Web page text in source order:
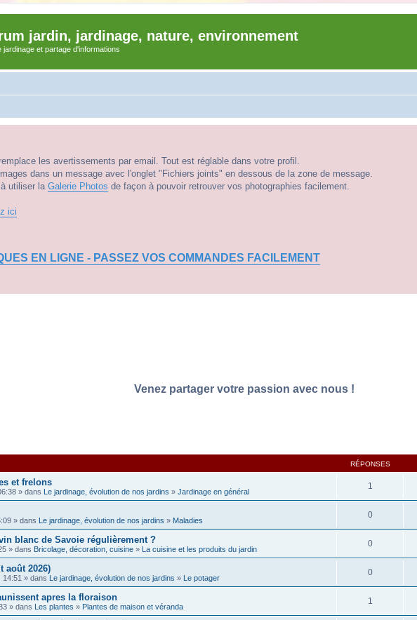
jardin, jardinage, nature, environnement
et partage d'informations
les avertissements par email. Tout est réglable dans votre profil.
dans un message avec l'onglet "Fichiers joints" en dessous de la zone de message.
utiliser la Galerie Photos de façon à pouvoir retrouver vos photographies facilement.
ici
EN LIGNE - PASSEZ VOS COMMANDES FACILEMENT
Venez partager votre passion avec nous !
RÉPONSES
et frelons
» dans Le jardinage, évolution de nos jardins » Jardinage en général
1
» dans Le jardinage, évolution de nos jardins » Maladies
0
blanc de Savoie régulièrement ?
» dans Bricolage, décoration, cuisine » La cuisine et les produits du jardin
0
août 2026)
14:51 » dans Le jardinage, évolution de nos jardins » Le potager
0
apres la floraison
» dans Les plantes » Plantes de maison et véranda
1